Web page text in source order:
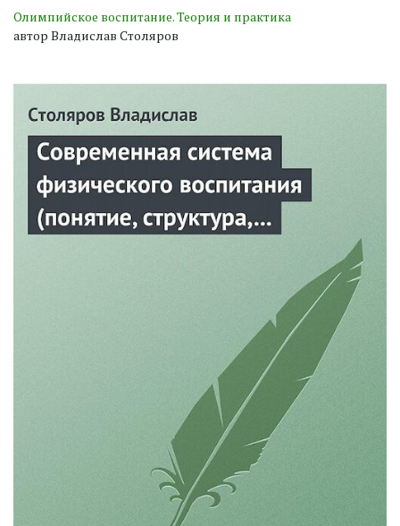
Олимпийское воспитание. Теория и практика
автор Владислав Столяров